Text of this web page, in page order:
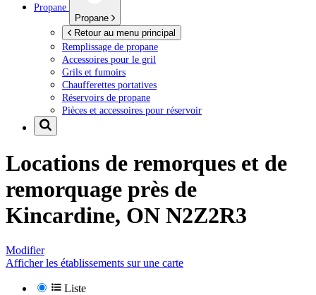
Propane
Propane
Retour au menu principal
Remplissage de propane
Accessoires pour le gril
Grils et fumoirs
Chaufferettes portatives
Réservoirs de propane
Pièces et accessoires pour réservoir
Locations de remorques et de
remorquage près de
Kincardine, ON N2Z2R3
Modifier
Afficher les établissements sur une carte
Liste